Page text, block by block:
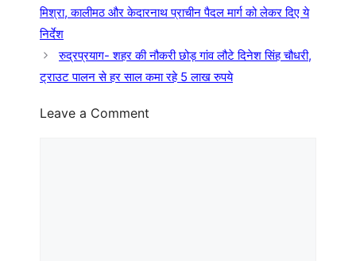
मिश्रा, कालीमठ और केदारनाथ प्राचीन पैदल मार्ग को लेकर दिए ये
निर्देश
रुद्रप्रयाग- शहर की नौकरी छोड़ गांव लौटे दिनेश सिंह चौधरी,
ट्राउट पालन से हर साल कमा रहे 5 लाख रुपये
Leave a Comment